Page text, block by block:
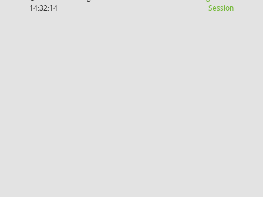
14:32:14
Session(Wird in